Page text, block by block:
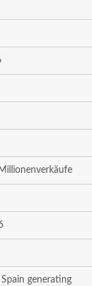
generating